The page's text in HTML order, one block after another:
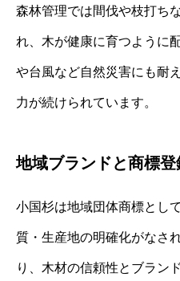
森林管理では間伐や枝打ち
れ、木が健康に育つように
や台風など自然災害にも耐
力が続けられています。
地域ブランドと商標登
小国杉は地域団体商標とし
質・生産地の明確化がなさ
り、木材の信頼性とブラン